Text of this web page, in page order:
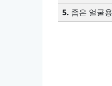
5. 좁은 얼굴